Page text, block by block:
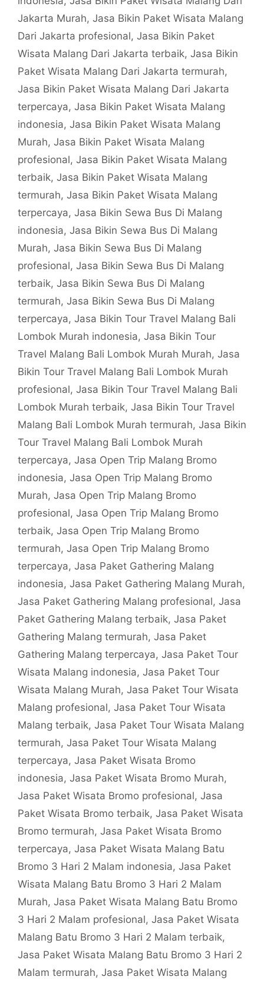
Jakarta Murah, Jasa Bikin Paket Wisata Malang
Dari Jakarta profesional, Jasa Bikin Paket
Wisata Malang Dari Jakarta terbaik, Jasa Bikin
Paket Wisata Malang Dari Jakarta termurah,
Jasa Bikin Paket Wisata Malang Dari Jakarta
terpercaya, Jasa Bikin Paket Wisata Malang
indonesia, Jasa Bikin Paket Wisata Malang
Murah, Jasa Bikin Paket Wisata Malang
profesional, Jasa Bikin Paket Wisata Malang
terbaik, Jasa Bikin Paket Wisata Malang
termurah, Jasa Bikin Paket Wisata Malang
terpercaya, Jasa Bikin Sewa Bus Di Malang
indonesia, Jasa Bikin Sewa Bus Di Malang
Murah, Jasa Bikin Sewa Bus Di Malang
profesional, Jasa Bikin Sewa Bus Di Malang
terbaik, Jasa Bikin Sewa Bus Di Malang
termurah, Jasa Bikin Sewa Bus Di Malang
terpercaya, Jasa Bikin Tour Travel Malang Bali
Lombok Murah indonesia, Jasa Bikin Tour
Travel Malang Bali Lombok Murah Murah, Jasa
Bikin Tour Travel Malang Bali Lombok Murah
profesional, Jasa Bikin Tour Travel Malang Bali
Lombok Murah terbaik, Jasa Bikin Tour Travel
Malang Bali Lombok Murah termurah, Jasa Bikin
Tour Travel Malang Bali Lombok Murah
terpercaya, Jasa Open Trip Malang Bromo
indonesia, Jasa Open Trip Malang Bromo
Murah, Jasa Open Trip Malang Bromo
profesional, Jasa Open Trip Malang Bromo
terbaik, Jasa Open Trip Malang Bromo
termurah, Jasa Open Trip Malang Bromo
terpercaya, Jasa Paket Gathering Malang
indonesia, Jasa Paket Gathering Malang Murah,
Jasa Paket Gathering Malang profesional, Jasa
Paket Gathering Malang terbaik, Jasa Paket
Gathering Malang termurah, Jasa Paket
Gathering Malang terpercaya, Jasa Paket Tour
Wisata Malang indonesia, Jasa Paket Tour
Wisata Malang Murah, Jasa Paket Tour Wisata
Malang profesional, Jasa Paket Tour Wisata
Malang terbaik, Jasa Paket Tour Wisata Malang
termurah, Jasa Paket Tour Wisata Malang
terpercaya, Jasa Paket Wisata Bromo
indonesia, Jasa Paket Wisata Bromo Murah,
Jasa Paket Wisata Bromo profesional, Jasa
Paket Wisata Bromo terbaik, Jasa Paket Wisata
Bromo termurah, Jasa Paket Wisata Bromo
terpercaya, Jasa Paket Wisata Malang Batu
Bromo 3 Hari 2 Malam indonesia, Jasa Paket
Wisata Malang Batu Bromo 3 Hari 2 Malam
Murah, Jasa Paket Wisata Malang Batu Bromo
3 Hari 2 Malam profesional, Jasa Paket Wisata
Malang Batu Bromo 3 Hari 2 Malam terbaik,
Jasa Paket Wisata Malang Batu Bromo 3 Hari 2
Malam termurah, Jasa Paket Wisata Malang